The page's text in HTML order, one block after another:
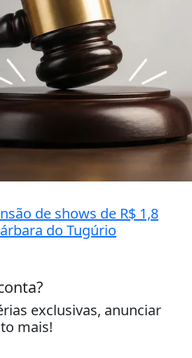
de shows de R$ 1,8
do Tugúrio
exclusivas, anunciar
mais!